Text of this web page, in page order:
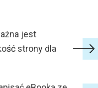
jest
strony dla